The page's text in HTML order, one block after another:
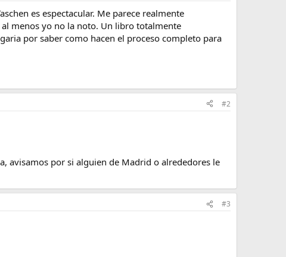
es espectacular. Me parece realmente
menos yo no la noto. Un libro totalmente
por saber como hacen el proceso completo para
#2
avisamos por si alguien de Madrid o alrededores le
#3